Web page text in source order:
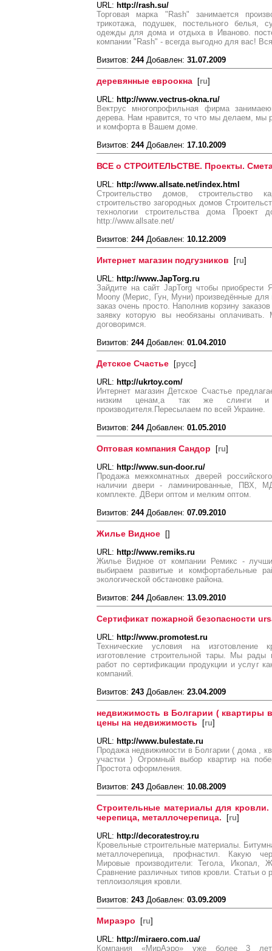
URL: http://rash.su/
Торговая марка "Rash" занимается
трикотажа, подушек, постельного белья,
одежды для дома и отдыха в Иваново.
компании "Rash" - всегда выгодно для вас!
Визитов: 244Добавлен: 31.07.2009
деревянные евроокна [ru]
URL: http://www.vectrus-okna.ru/
Вектрус многопрофильная фирма
дерева. Нам нравится, то что мы делаем, мы
и комфорта в Вашем доме.
Визитов: 244Добавлен: 17.10.2009
ВСЕ о СТРОИТЕЛЬСТВЕ. Проекты.
URL: http://www.allsate.net/index.html
Строительство домов, строительство
строительство загородных домов
технологии строительства дома
http://www.allsate.net/
Визитов: 244Добавлен: 10.12.2009
Интернет магазин подгузников [ru]
URL: http://www.JapTorg.ru
Зайдите на сайт JapTorg чтобы приобрести
Moony (Мерис, Гун, Муни) произведённые для
заказ очень просто. Наполнив корзину
заявку которую вы необязаны
договоримся.
Визитов: 244Добавлен: 01.04.2010
Детское Счастье [русс]
URL: http://ukrtoy.com/
Интернет магазин Детское Счастье
низким ценам,а так же слинги и
производителя.Пересылаем по всей Украине.
Визитов: 244Добавлен: 01.05.2010
Оптовая компания Сандор [ru]
URL: http://www.sun-door.ru/
Продажа межкомнатных дверей
наличии двери - ламинированные, ПВХ,
комплекте. ДВери оптом и мелким оптом.
Визитов: 244Добавлен: 07.09.2010
Жилье Видное []
URL: http://www.remiks.ru
Жилье Видное от компании Ремикс -
выбираем развитые и комфортабельные
экологической обстановке района.
Визитов: 244Добавлен: 13.09.2010
Сертификат пожарной безопасности
URL: http://www.promotest.ru
Технические условия на изготовление
изготовление строительной тары. Мы
работ по сертификации продукции и услуг
компаний.
Визитов: 243 Добавлен: 23.04.2009
недвижимость в Болгарии ( квартиры
цены на недвижимость [ru]
URL: http://www.bulestate.ru
Продажа недвижимости в Болгарии ( дома ,
участки ) Огромный выбор квартир на
Простота оформления.
Визитов: 243 Добавлен: 10.08.2009
Строительные материалы для кровли.
черепица, металлочерепица. [ru]
URL: http://decoratestroy.ru
Кровельные строительные материалы.
металлочерепица, профнастил. Какую
Мировые производители: Тегола, Икопал,
Сравнение различных типов кровли. Статьи о
теплоизоляция кровли.
Визитов: 243 Добавлен: 03.09.2009
Мираэро [ru]
URL: http://miraero.com.ua/
Компания «МирАэро» уже более 3 лет